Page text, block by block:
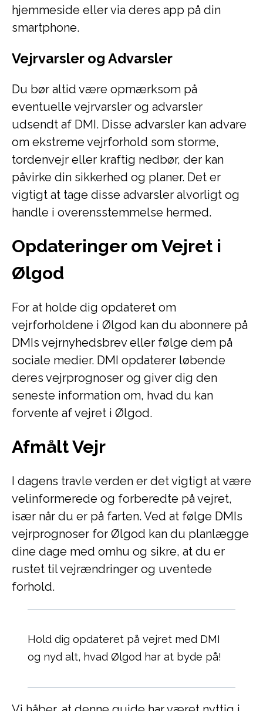
hjemmeside eller via deres app på din
smartphone.
Vejrvarsler og Advarsler
Du bør altid være opmærksom på
eventuelle vejrvarsler og advarsler
udsendt af DMI. Disse advarsler kan advare
om ekstreme vejrforhold som storme,
tordenvejr eller kraftig nedbør, der kan
påvirke din sikkerhed og planer. Det er
vigtigt at tage disse advarsler alvorligt og
handle i overensstemmelse hermed.
Opdateringer om Vejret i
Ølgod
For at holde dig opdateret om
vejrforholdene i Ølgod kan du abonnere på
DMIs vejrnyhedsbrev eller følge dem på
sociale medier. DMI opdaterer løbende
deres vejrprognoser og giver dig den
seneste information om, hvad du kan
forvente af vejret i Ølgod.
Afmålt Vejr
I dagens travle verden er det vigtigt at være
velinformerede og forberedte på vejret,
især når du er på farten. Ved at følge DMIs
vejrprognoser for Ølgod kan du planlægge
dine dage med omhu og sikre, at du er
rustet til vejrændringer og uventede
forhold.
Hold dig opdateret på vejret med DMI
og nyd alt, hvad Ølgod har at byde på!